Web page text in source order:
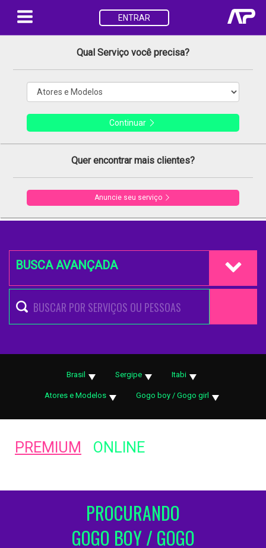
ENTRAR
Qual Serviço você precisa?
Continuar
Quer encontrar mais clientes?
Anuncie seu serviço
BUSCA AVANÇADA
Brasil Sergipe Itabi
Atores e Modelos Gogo boy / Gogo girl
PREMIUM ONLINE
PROCURANDO
GOGO BOY / GOGO